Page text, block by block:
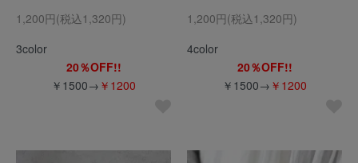
1,200円(税込1,320円)
3color
20％OFF!!
￥1500→ ￥1200
1,200円(税込1,320円)
4color
20％OFF!!
￥1500→ ￥1200